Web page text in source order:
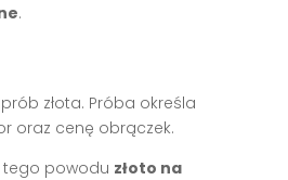
.
złota. Próba określa
oraz cenę obrączek.
tego powodu złoto na